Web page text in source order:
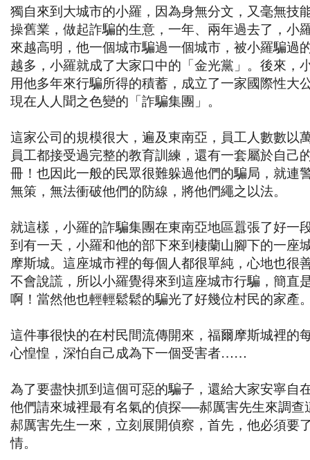
獨自來到大城市的小羅，因為身無分文，又毫無技
操舊業，做起詐騙的生意，一年、兩年過去了，小
來越高明，他一個城市騙過一個城市，被小羅騙過
越多，小羅就成了大家口中的「金光黨」。後來，
用他多年來行騙所得的積蓄，成立了一家國際性大
現在人人聞之色變的「詐騙集團」。
這家公司的規模很大，遍及東南亞，員工人數數以
員工都接受過完整的教育訓練，還有一套屬於自己
冊！也因此一般的民眾很難躲過他們的騙局，就連
無策，無法衝破他們的防線，將他們繩之以法。
就這樣，小羅的詐騙集團在東南亞地區囂張了好一
到有一天，小羅和他的部下來到棲蘭山腳下的一座
摩斯城。這座城市裡的每個人都很單純，心地也很
不會說謊，所以小羅覺得來到這座城市行騙，簡直
啊！當然他也輕輕鬆鬆的騙光了好幾位村民的家產
這件事很快的在村民間流傳開來，福爾摩斯城裡的
心惶惶，深怕自己成為下一個受害者……
為了要盡快抓到這個可惡的騙子，還給大家安寧自
他們請來城裡最有名氣的偵探──郝厲害先生來調查
郝厲害先生一來，立刻展開偵察，首先，他必須要
情。